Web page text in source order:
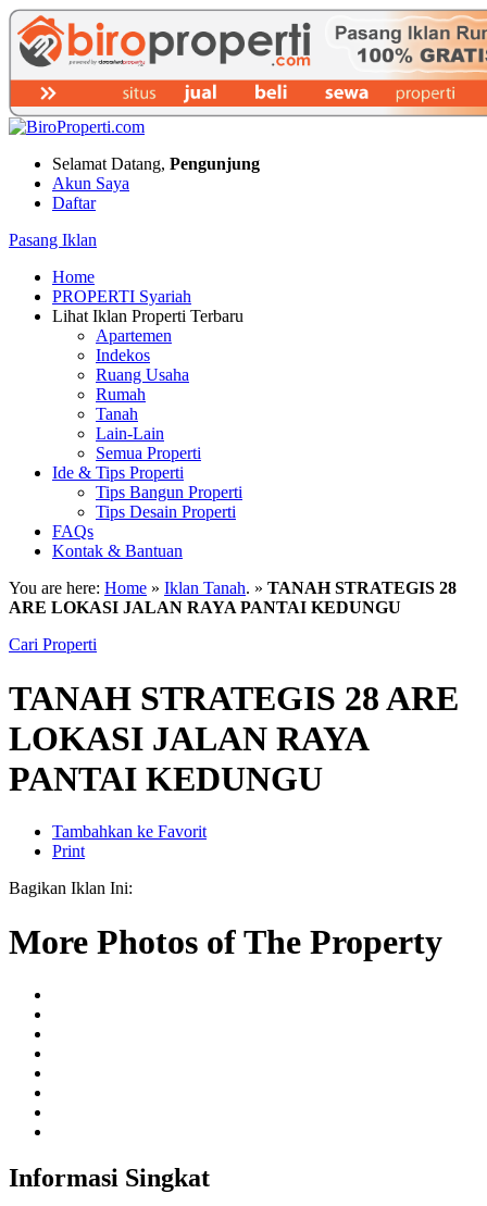
Selamat Datang, Pengunjung
Akun Saya
Daftar
Pasang Iklan
Home
PROPERTI Syariah
Lihat Iklan Properti Terbaru
Apartemen
Indekos
Ruang Usaha
Rumah
Tanah
Lain-Lain
Semua Properti
Ide & Tips Properti
Tips Bangun Properti
Tips Desain Properti
FAQs
Kontak & Bantuan
You are here: Home » Iklan Tanah. » TANAH STRATEGIS 28
ARE LOKASI JALAN RAYA PANTAI KEDUNGU
Cari Properti
TANAH STRATEGIS 28 ARE
LOKASI JALAN RAYA
PANTAI KEDUNGU
Tambahkan ke Favorit
Print
Bagikan Iklan Ini:
More Photos of The Property
Informasi Singkat